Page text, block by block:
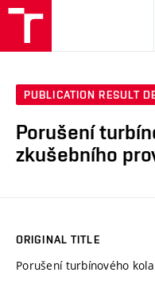
PUBLICATION RESULT
Porušení
zkušebního
ORIGINAL TITLE
Porušení turbínového